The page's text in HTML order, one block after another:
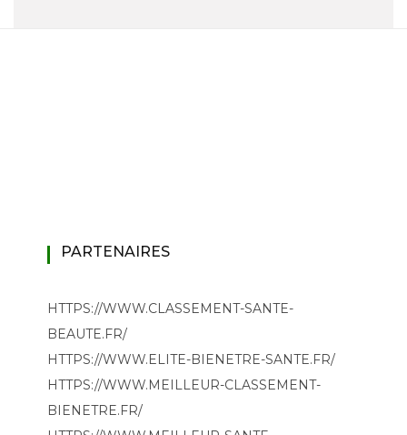
PARTENAIRES
HTTPS://WWW.CLASSEMENT-SANTE-
BEAUTE.FR/
HTTPS://WWW.ELITE-BIENETRE-SANTE.FR/
HTTPS://WWW.MEILLEUR-CLASSEMENT-
BIENETRE.FR/